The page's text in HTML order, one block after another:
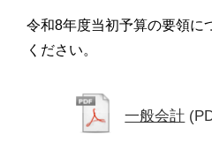
令和8年度当初予算の要領に
ください。
一般会計